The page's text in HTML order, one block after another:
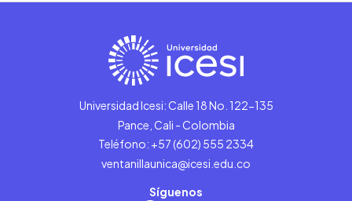
Universidad Icesi: Calle 18 No. 122-135
Pance, Cali - Colombia
Teléfono: +57 (602) 555 2334
ventanillaunica@icesi.edu.co
Síguenos